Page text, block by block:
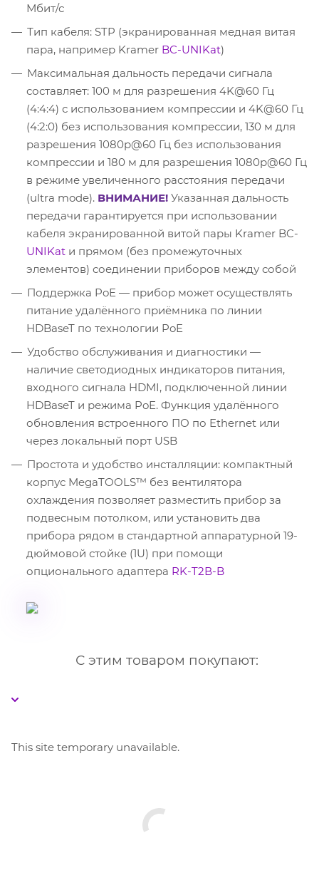
Мбит/с
Тип кабеля: STP (экранированная медная витая
пара, например Kramer BC-UNIKat)
Максимальная дальность передачи сигнала
составляет: 100 м для разрешения 4K@60 Гц
(4:4:4) с использованием компрессии и 4K@60 Гц
(4:2:0) без использования компрессии, 130 м для
разрешения 1080p@60 Гц без использования
компрессии и 180 м для разрешения 1080p@60 Гц
в режиме увеличенного расстояния передачи
(ultra mode). ВНИМАНИЕ! Указанная дальность
передачи гарантируется при использовании
кабеля экранированной витой пары Kramer BC-
UNIKat и прямом (без промежуточных
элементов) соединении приборов между собой
Поддержка PoE — прибор может осуществлять
питание удалённого приёмника по линии
HDBaseT по технологии PoE
Удобство обслуживания и диагностики —
наличие светодиодных индикаторов питания,
входного сигнала HDMI, подключенной линии
HDBaseT и режима PoE. Функция удалённого
обновления встроенного ПО по Ethernet или
через локальный порт USB
Простота и удобство инсталляции: компактный
корпус MegaTOOLS™ без вентилятора
охлаждения позволяет разместить прибор за
подвесным потолком, или установить два
прибора рядом в стандартной аппаратурной 19-
дюймовой стойке (1U) при помощи
опционального адаптера RK-T2В-B
С этим товаром покупают:
This site temporary unavailable.